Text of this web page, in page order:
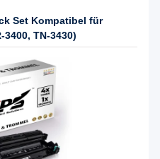
Set Kompatibel für
3400, TN-3430)